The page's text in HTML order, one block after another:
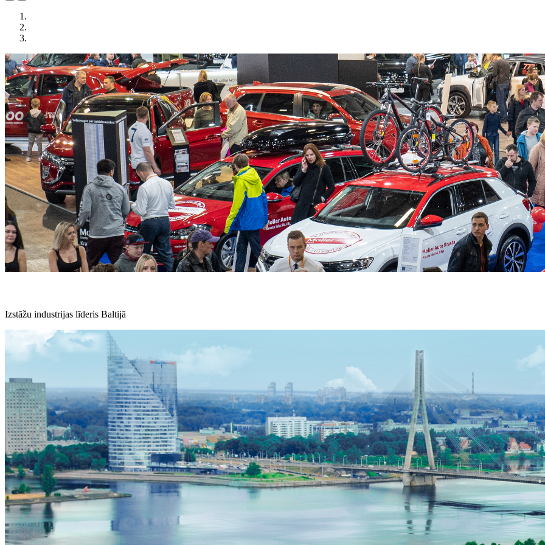
Izstāžu industrijas līderis Baltijā